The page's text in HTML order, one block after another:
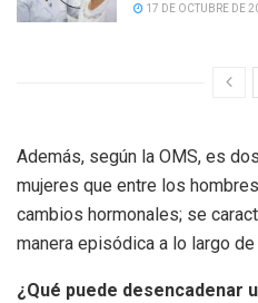
17 DE OCTUBRE DE
Además, según la OMS, es
mujeres que entre los
cambios hormonales; se
manera episódica a lo largo de
¿Qué puede desencadenar